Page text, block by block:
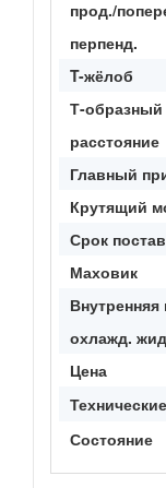
прод./
перпенд.
T-жёлоб
Т-образный
расстояние
Главный
Крутящий
Срок
Маховик
Внутренняя
охлажд.
Цена
Состояние